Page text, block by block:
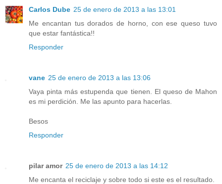
Carlos Dube 25 de enero de 2013 a las 13:01
Me encantan tus dorados de horno, con ese queso tuvo
que estar fantástica!!
Responder
vane 25 de enero de 2013 a las 13:06
Vaya pinta más estupenda que tienen. El queso de Mahon
es mi perdición. Me las apunto para hacerlas.
Besos
Responder
pilar amor 25 de enero de 2013 a las 14:12
Me encanta el reciclaje y sobre todo si este es el resultado.